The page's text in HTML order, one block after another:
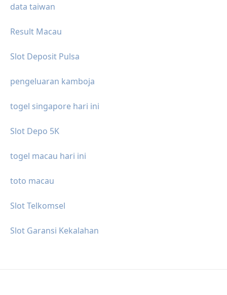
data taiwan
Result Macau
Slot Deposit Pulsa
pengeluaran kamboja
togel singapore hari ini
Slot Depo 5K
togel macau hari ini
toto macau
Slot Telkomsel
Slot Garansi Kekalahan